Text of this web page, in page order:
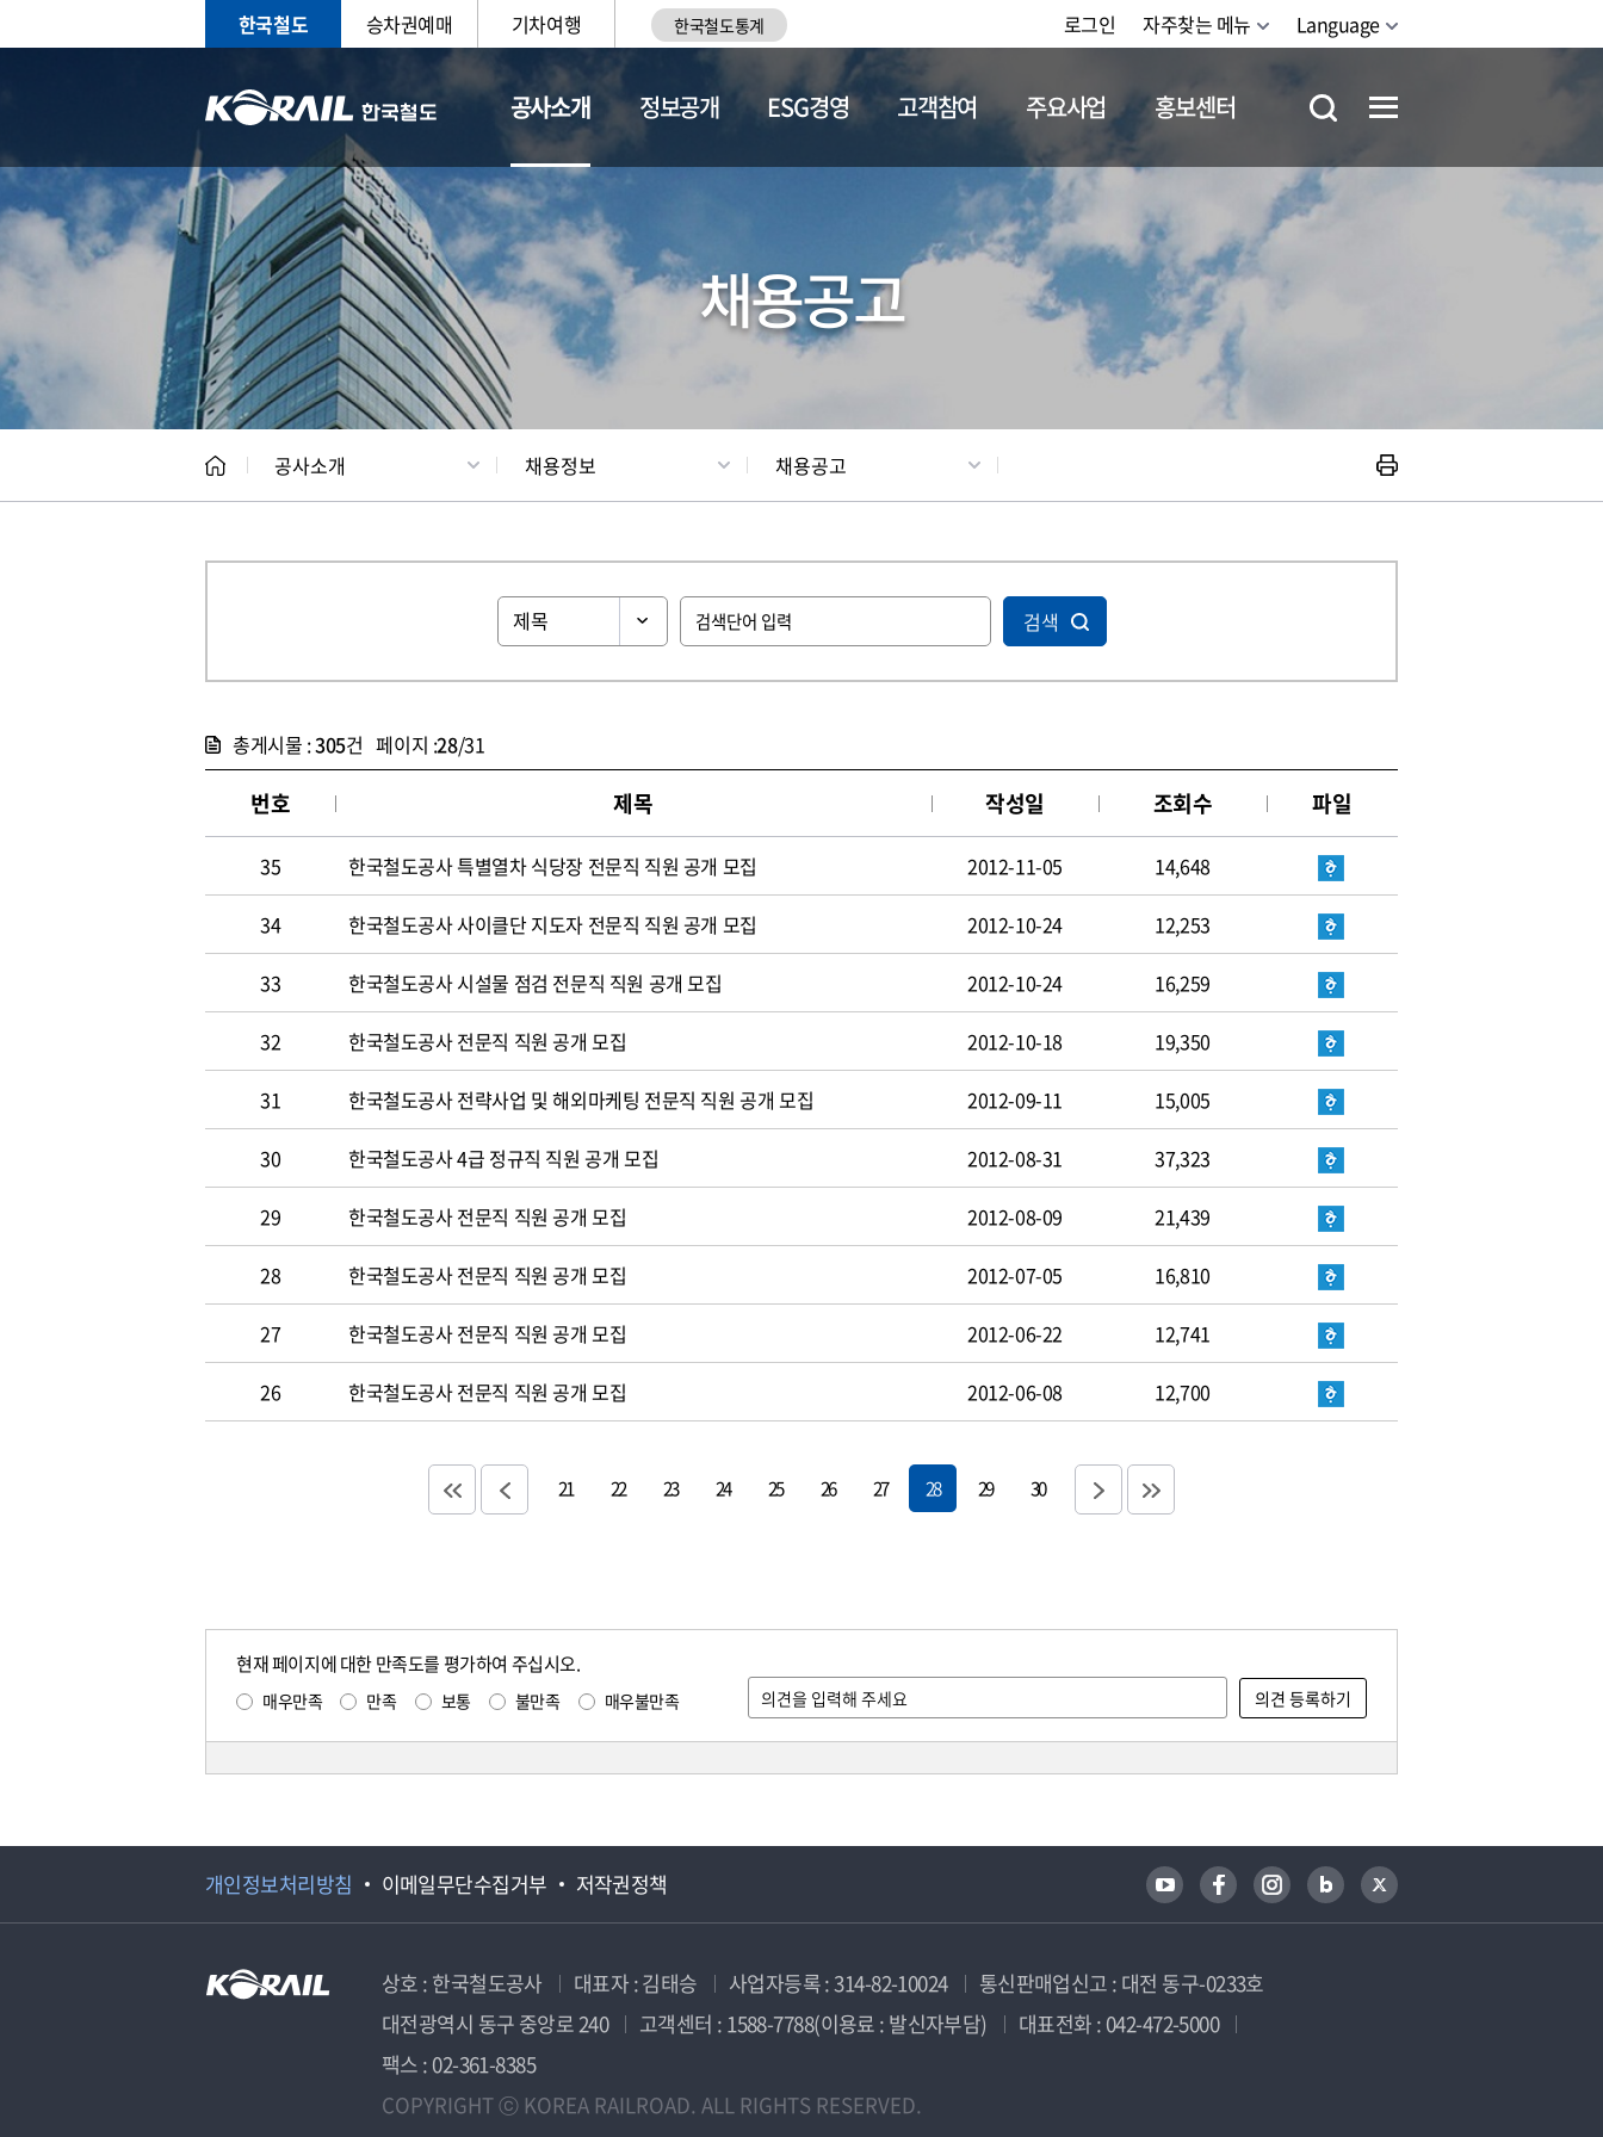
한국철도 승차권예매 기차여행 한국철도통계 로그인 자주찾는 메뉴 Language
공사소개
CEO 일반현황 채용정보
정보공개 ESG경영 고객참여 주요사업 홍보센터
채용공고
공사소개 채용정보 채용공고
검색
총게시물 :305건 페이지 :28/31
번호 제목 작성일 조회수 파일
35 한국철도공사 특별열차 식당장 전문직 직원 공개 모집 2012-11-05 14,648
34 한국철도공사 사이클단 지도자 전문직 직원 공개 모집 2012-10-24 12,253
33 한국철도공사 시설물 점검 전문직 직원 공개 모집 2012-10-24 16,259
32 한국철도공사 전문직 직원 공개 모집 2012-10-18 19,350
31 한국철도공사 전략사업 및 해외마케팅 전문직 직원 공개 모집 2012-09-11 15,005
30 한국철도공사 4급 정규직 직원 공개 모집 2012-08-31 37,323
29 한국철도공사 전문직 직원 공개 모집 2012-08-09 21,439
28 한국철도공사 전문직 직원 공개 모집 2012-07-05 16,810
27 한국철도공사 전문직 직원 공개 모집 2012-06-22 12,741
26 한국철도공사 전문직 직원 공개 모집 2012-06-08 12,700
21 22 23 24 25 26 27 28 29 30
현재 페이지에 대한 만족도를 평가하여 주십시오.
매우만족 만족 보통 불만족 매우불만족
개인정보처리방침 이메일무단수집거부 저작권정책
상호 : 한국철도공사 대표자 : 김태승 사업자등록 : 314-82-10024
통신판매업신고 : 대전 동구-0233호
대전광역시 동구 중앙로 240
고객센터 : 1588-7788(이용료 : 발신자부담)
대표전화 : 042-472-5000
팩스 : 02-361-8385
COPYRIGHT ⓒ KOREA RAILROAD. ALL RIGHTS RESERVED.